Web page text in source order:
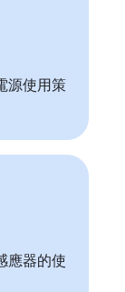
源使用策
應器的使